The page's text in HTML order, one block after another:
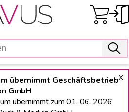
X
übernimmt Geschäftsbetrieb
GmbH
übernimmt zum 01. 06. 2026